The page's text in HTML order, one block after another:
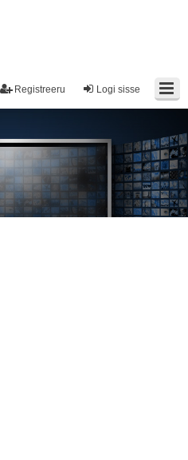
Logi sisse
Registreeru